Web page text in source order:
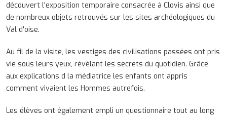
découvert l'exposition temporaire consacrée à Clovis ainsi que
de nombreux objets retrouvés sur les sites archéologiques du
Val d'oise.
Au fil de la visite, les vestiges des civilisations passées ont pris
vie sous leurs yeux, révélant les secrets du quotidien. Grâce
aux explications d la médiatrice les enfants ont appris
comment vivaient les Hommes autrefois.
Les élèves ont également empli un questionnaire tout au long